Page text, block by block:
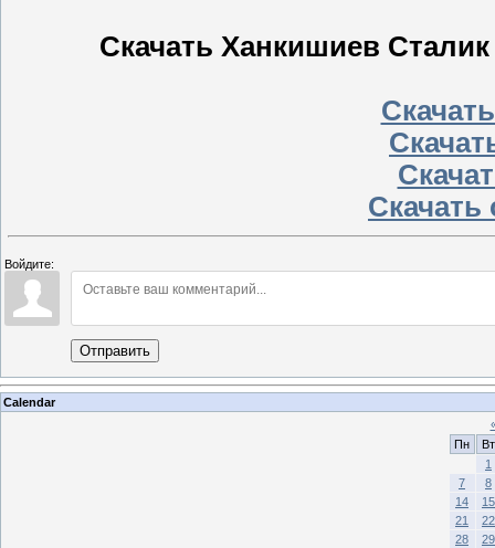
Скачать Ханкишиев
Скачать
Войдите:
Отправить
Calendar
Пн
Вт
1
7
8
14
15
21
22
28
29